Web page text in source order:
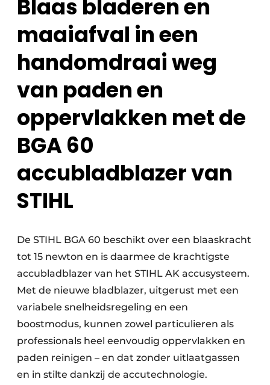
Save the Date
Vacature aanmelden
Vacatures
Blaas bladeren en
maaiafval in een
handomdraai weg
van paden en
oppervlakken met de
BGA 60
accubladblazer van
STIHL
De STIHL BGA 60 beschikt over een blaaskracht
tot 15 newton en is daarmee de krachtigste
accubladblazer van het STIHL AK accusysteem.
Met de nieuwe bladblazer, uitgerust met een
variabele snelheidsregeling en een
boostmodus, kunnen zowel particulieren als
professionals heel eenvoudig oppervlakken en
paden reinigen – en dat zonder uitlaatgassen
en in stilte dankzij de accutechnologie.